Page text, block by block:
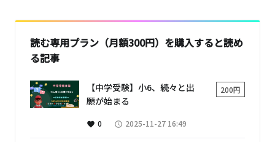
読む専用プラン（月額300円）を購入すると読め
る記事
【中学受験】小6、続々と出
願が始まる
200円
favorite 0 access_time 2025-11-27 16:49